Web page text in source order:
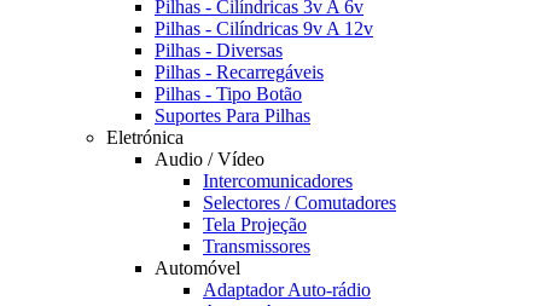
Pilhas - Cilíndricas 3v A 6v
Pilhas - Cilíndricas 9v A 12v
Pilhas - Diversas
Pilhas - Recarregáveis
Pilhas - Tipo Botão
Suportes Para Pilhas
Eletrónica
Audio / Vídeo
Intercomunicadores
Selectores / Comutadores
Tela Projeção
Transmissores
Automóvel
Adaptador Auto-rádio